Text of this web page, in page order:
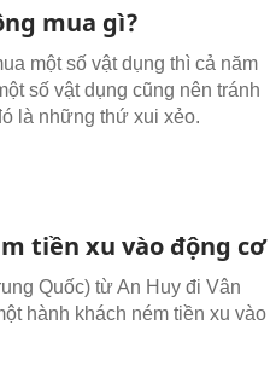
mua gì?
một số vật dụng thì cả năm
số vật dụng cũng nên tránh
là những thứ xui xẻo.
tiền xu vào động cơ
Quốc) từ An Huy đi Vân
hành khách ném tiền xu vào